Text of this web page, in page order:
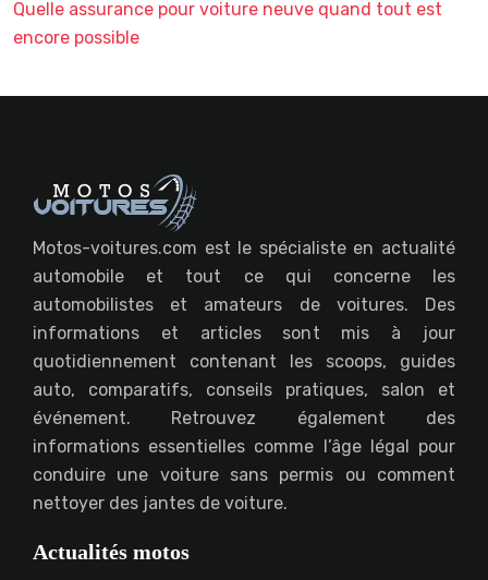
Quelle assurance pour voiture neuve quand tout est
encore possible
Motos-voitures.com est le spécialiste en actualité
automobile et tout ce qui concerne les
automobilistes et amateurs de voitures. Des
informations et articles sont mis à jour
quotidiennement contenant les scoops, guides
auto, comparatifs, conseils pratiques, salon et
événement. Retrouvez également des
informations essentielles comme l’âge légal pour
conduire une voiture sans permis ou comment
nettoyer des jantes de voiture.
Actualités motos